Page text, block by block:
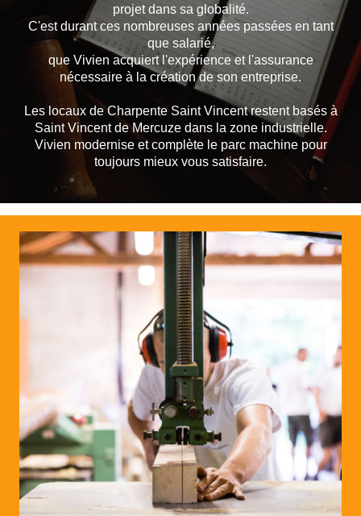
projet dans sa globalité.
C'est durant ces nombreuses années passées en tant
que salarié,
que Vivien acquiert l'expérience et l'assurance
nécessaire à la création de son entreprise.
Les locaux de Charpente Saint Vincent restent basés à
Saint Vincent de Mercuze dans la zone industrielle.
Vivien modernise et complète le parc machine pour
toujours mieux vous satisfaire.